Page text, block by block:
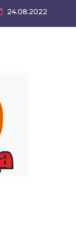
24.08.2022